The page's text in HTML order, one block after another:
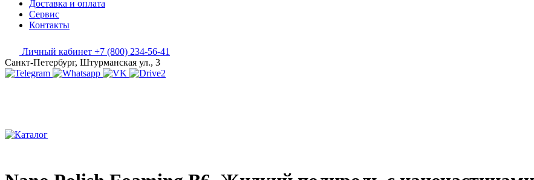
Доставка и оплата
Сервис
Контакты
Личный кабинет +7 (800) 234-56-41
Санкт-Петербург, Штурманская ул., 3